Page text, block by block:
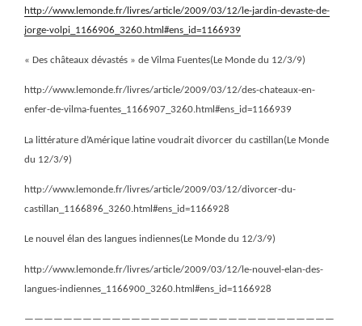
http://www.lemonde.fr/livres/article/2009/03/12/le-jardin-devaste-de-
jorge-volpi_1166906_3260.html#ens_id=1166939
« Des châteaux dévastés » de Vilma Fuentes(Le Monde du 12/3/9)
http://www.lemonde.fr/livres/article/2009/03/12/des-chateaux-en-
enfer-de-vilma-fuentes_1166907_3260.html#ens_id=1166939
La littérature d’Amérique latine voudrait divorcer du castillan(Le Monde
du 12/3/9)
http://www.lemonde.fr/livres/article/2009/03/12/divorcer-du-
castillan_1166896_3260.html#ens_id=1166928
Le nouvel élan des langues indiennes(Le Monde du 12/3/9)
http://www.lemonde.fr/livres/article/2009/03/12/le-nouvel-elan-des-
langues-indiennes_1166900_3260.html#ens_id=1166928
————————————————————————————————